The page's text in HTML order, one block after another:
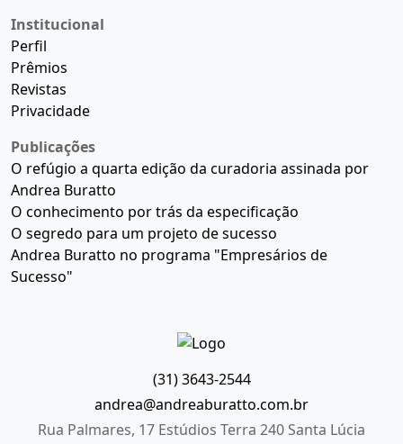
Institucional
Perfil
Prêmios
Revistas
Privacidade
Publicações
O refúgio a quarta edição da curadoria assinada por
Andrea Buratto
O conhecimento por trás da especificação
O segredo para um projeto de sucesso
Andrea Buratto no programa "Empresários de
Sucesso"
(31) 3643-2544
andrea@andreaburatto.com.br
Rua Palmares, 17 Estúdios Terra 240 Santa Lúcia